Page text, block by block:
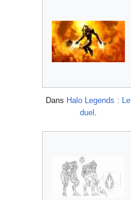
Dans Halo Legends : Le
duel